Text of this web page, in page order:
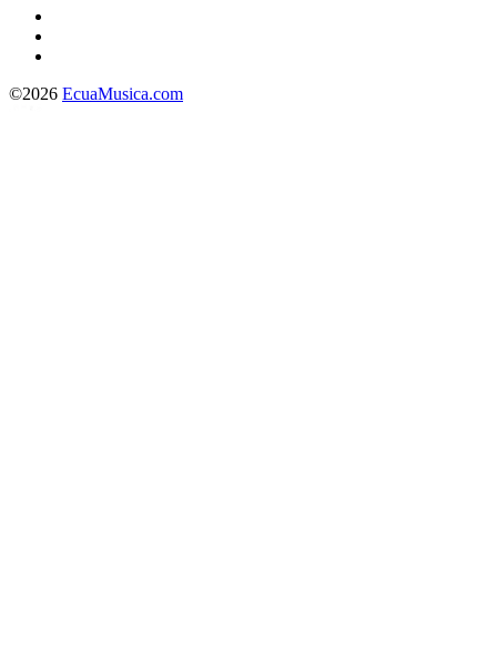
©2026 EcuaMusica.com